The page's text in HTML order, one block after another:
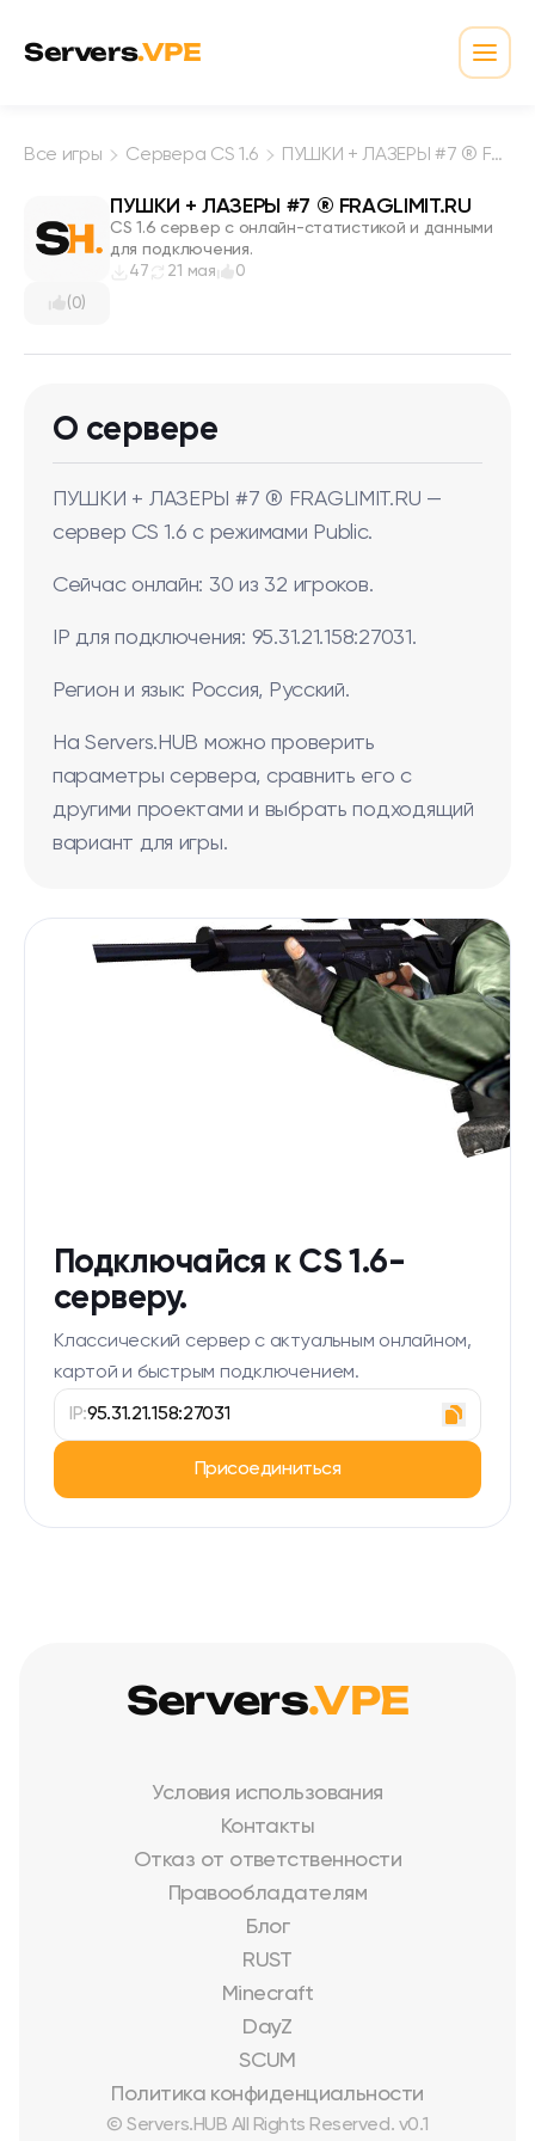
Servers.VPE
Все игры Сервера CS 1.6 ПУШКИ + ЛАЗЕРЫ #7 ® FRAGLIMIT.RU
(0)
ПУШКИ + ЛАЗЕРЫ #7 ® FRAGLIMIT.RU
CS 1.6 сервер с онлайн-статистикой и данными
для подключения.
47
21 мая 0
О сервере
ПУШКИ + ЛАЗЕРЫ #7 ® FRAGLIMIT.RU —
сервер CS 1.6 с режимами Public.
Сейчас онлайн: 30 из 32 игроков.
IP для подключения: 95.31.21.158:27031.
Регион и язык: Россия, Русский.
На Servers.HUB можно проверить
параметры сервера, сравнить его с
другими проектами и выбрать подходящий
вариант для игры.
Подключайся к CS 1.6-
серверу.
Классический сервер с актуальным онлайном,
картой и быстрым подключением.
IP:95.31.21.158:27031
Присоединиться
Условия использования
Контакты
Отказ от ответственности
Правообладателям
Блог
RUST
Minecraft
DayZ
SCUM
Политика конфиденциальности
© Servers.HUB All Rights Reserved. v0.1
Servers.VPE